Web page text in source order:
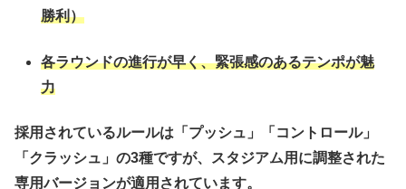
勝利）
各ラウンドの進行が早く、緊張感のあるテンポが魅
力
採用されているルールは「プッシュ」「コントロール」
「クラッシュ」の3種ですが、スタジアム用に調整された
専用バージョンが適用されています。